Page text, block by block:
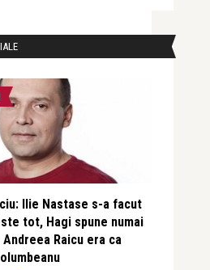
Ilie Nastase s-a facut
tot, Hagi spune numai
Raicu era ca